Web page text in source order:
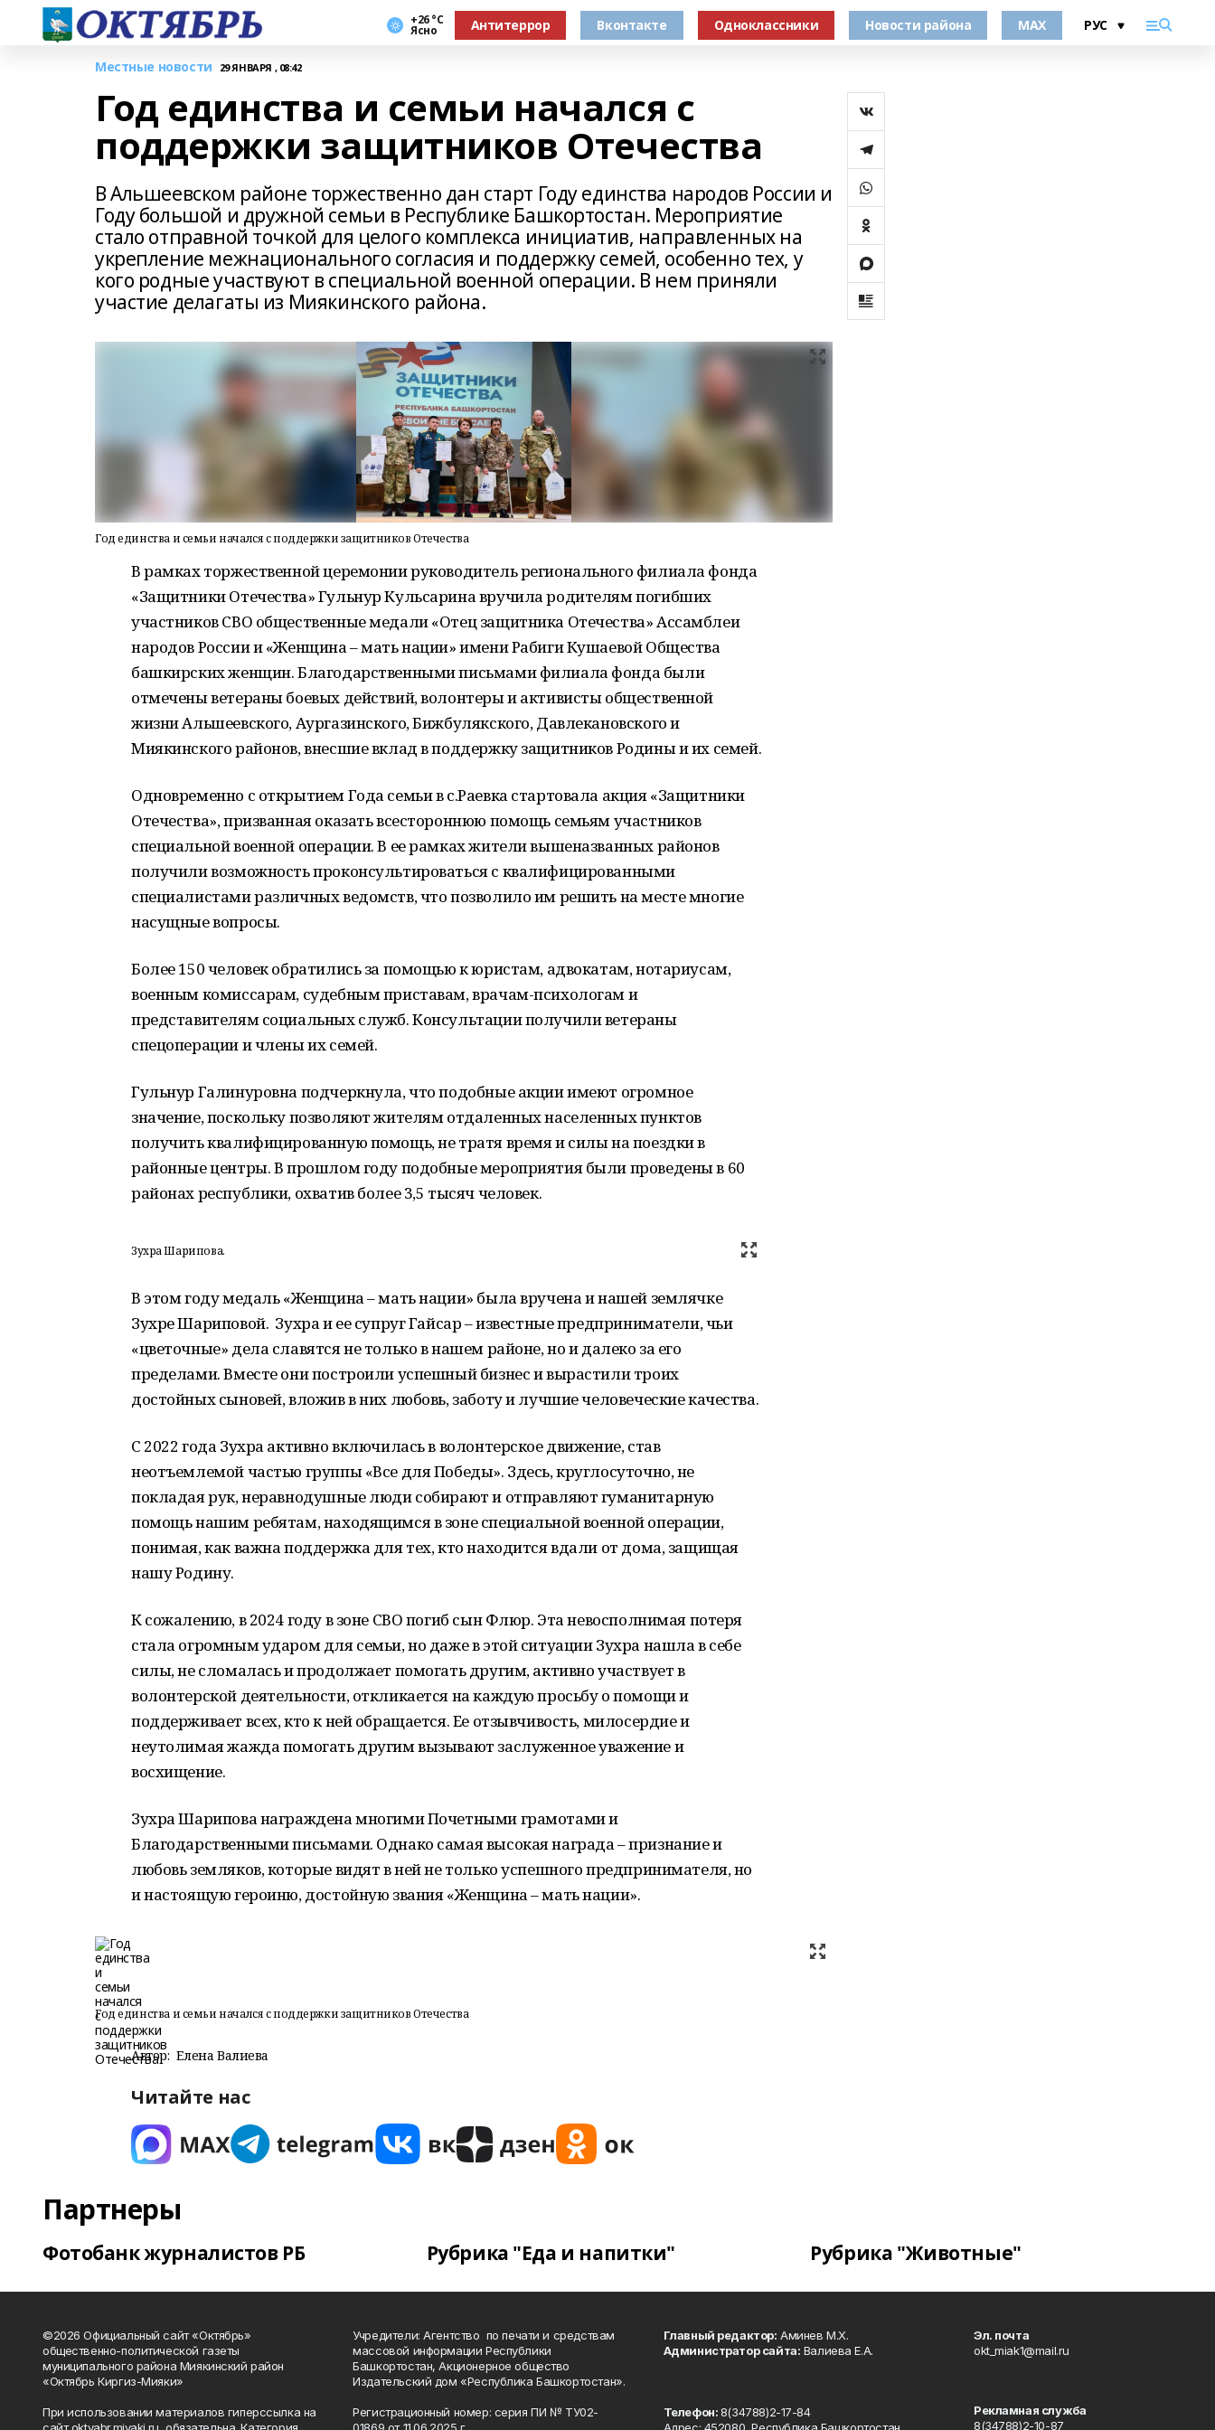
+26 °С
Ясно Антитеррор Вконтакте Одноклассники Новости района MAX
Местные новости 29 ЯНВАРЯ , 08:42
Год единства и семьи начался с
поддержки защитников Отечества
В Альшеевском районе торжественно дан старт Году единства народов России и
Году большой и дружной семьи в Республике Башкортостан. Мероприятие
стало отправной точкой для целого комплекса инициатив, направленных на
укрепление межнационального согласия и поддержку семей, особенно тех, у
кого родные участвуют в специальной военной операции. В нем приняли
участие делагаты из Миякинского района.
Год единства и семьи начался с поддержки защитников Отечества
В рамках торжественной церемонии руководитель регионального филиала фонда
«Защитники Отечества» Гульнур Кульсарина вручила родителям погибших
участников СВО общественные медали «Отец защитника Отечества» Ассамблеи
народов России и «Женщина – мать нации» имени Рабиги Кушаевой Общества
башкирских женщин. Благодарственными письмами филиала фонда были
отмечены ветераны боевых действий, волонтеры и активисты общественной
жизни Альшеевского, Аургазинского, Бижбулякского, Давлекановского и
Миякинского районов, внесшие вклад в поддержку защитников Родины и их семей.
Одновременно с открытием Года семьи в с.Раевка стартовала акция «Защитники
Отечества», призванная оказать всестороннюю помощь семьям участников
специальной военной операции. В ее рамках жители вышеназванных районов
получили возможность проконсультироваться с квалифицированными
специалистами различных ведомств, что позволило им решить на месте многие
насущные вопросы.
Более 150 человек обратились за помощью к юристам, адвокатам, нотариусам,
военным комиссарам, судебным приставам, врачам-психологам и
представителям социальных служб. Консультации получили ветераны
спецоперации и члены их семей.
Гульнур Галинуровна подчеркнула, что подобные акции имеют огромное
значение, поскольку позволяют жителям отдаленных населенных пунктов
получить квалифицированную помощь, не тратя время и силы на поездки в
районные центры. В прошлом году подобные мероприятия были проведены в 60
районах республики, охватив более 3,5 тысяч человек.
Зухра Шарипова.
В этом году медаль «Женщина – мать нации» была вручена и нашей землячке
Зухре Шариповой. Зухра и ее супруг Гайсар – известные предприниматели, чьи
«цветочные» дела славятся не только в нашем районе, но и далеко за его
пределами. Вместе они построили успешный бизнес и вырастили троих
достойных сыновей, вложив в них любовь, заботу и лучшие человеческие качества.
С 2022 года Зухра активно включилась в волонтерское движение, став
неотъемлемой частью группы «Все для Победы». Здесь, круглосуточно, не
покладая рук, неравнодушные люди собирают и отправляют гуманитарную
помощь нашим ребятам, находящимся в зоне специальной военной операции,
понимая, как важна поддержка для тех, кто находится вдали от дома, защищая
нашу Родину.
К сожалению, в 2024 году в зоне СВО погиб сын Флюр. Эта невосполнимая потеря
стала огромным ударом для семьи, но даже в этой ситуации Зухра нашла в себе
силы, не сломалась и продолжает помогать другим, активно участвует в
волонтерской деятельности, откликается на каждую просьбу о помощи и
поддерживает всех, кто к ней обращается. Ее отзывчивость, милосердие и
неутолимая жажда помогать другим вызывают заслуженное уважение и
восхищение.
Зухра Шарипова награждена многими Почетными грамотами и
Благодарственными письмами. Однако самая высокая награда – признание и
любовь земляков, которые видят в ней не только успешного предпринимателя, но
и настоящую героиню, достойную звания «Женщина – мать нации».
Год единства и семьи начался с поддержки защитников Отечества
Автор: Елена Валиева
Читайте нас
Партнеры
Фотобанк журналистов РБ Рубрика "Еда и напитки" Рубрика "Животные"
©2026 Официальный сайт «Октябрь»
общественно-политической газеты
муниципального района Миякинский район
«Октябрь Киргиз-Мияки»
При использовании материалов гиперссылка на
Учредители: Агентство по печати и средствам
массовой информации Республики
Башкортостан, Акционерное общество
Издательский дом «Республика Башкортостан».
Регистрационный номер: серия ПИ № ТУ02-
Главный редактор: Аминев М.Х.
Администратор сайта: Валиева Е.А.
Телефон:8(34788)2-17-84
Эл. почта
okt_miak1@mail.ru
Рекламная служба
8(34788)2-10-87